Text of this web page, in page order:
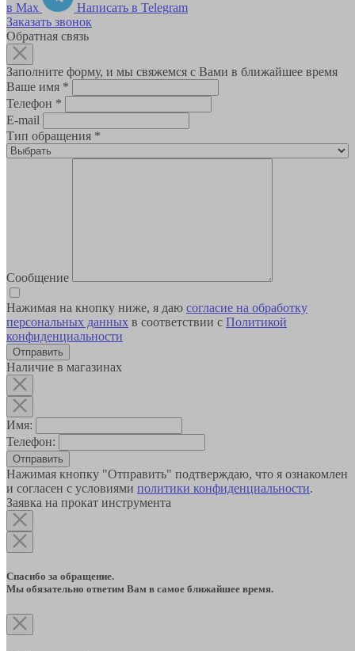
в Max
Написать в Telegram
Заказать звонок
Обратная связь
Заполните форму, и мы свяжемся с Вами в ближайшее время
Ваше имя *
Телефон *
E-mail
Тип обращения *
Сообщение
Нажимая на кнопку ниже, я даю согласие на обработку
персональных данных в соответствии с Политикой
конфиденциальности
Наличие в магазинах
Имя:
Телефон:
Отправить
Нажимая кнопку "Отправить" подтверждаю, что я ознакомлен
и согласен с условиями политики конфиденциальности.
Заявка на прокат инструмента
Спасибо за обращение.
Мы обязательно ответим Вам в самое ближайшее время.